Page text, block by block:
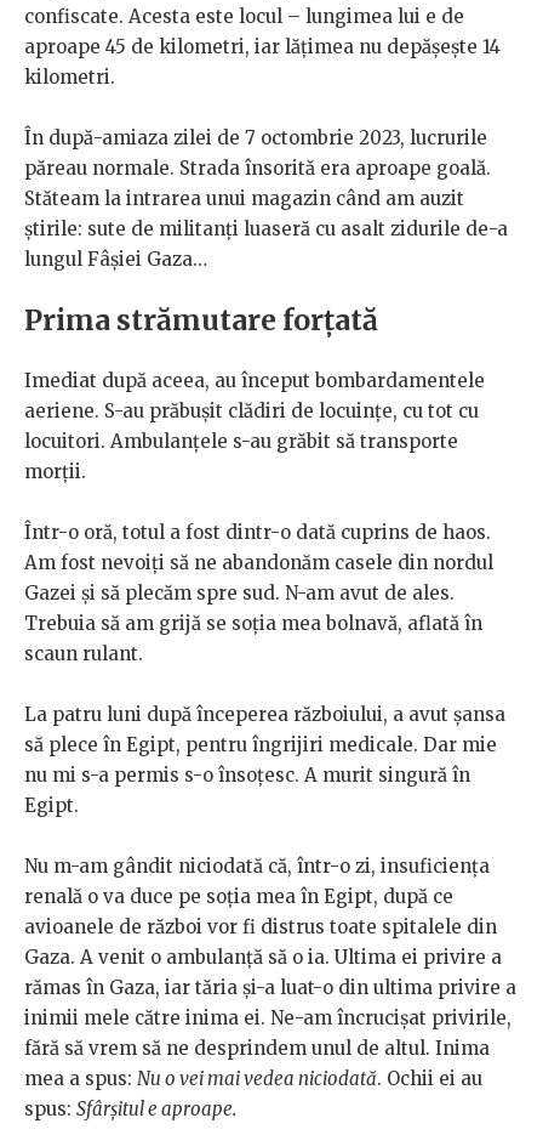
confiscate. Acesta este locul – lungimea lui e de
aproape 45 de kilometri, iar lățimea nu depășește 14
kilometri.
În după-amiaza zilei de 7 octombrie 2023, lucrurile
păreau normale. Strada însorită era aproape goală.
Stăteam la intrarea unui magazin când am auzit
știrile: sute de militanți luaseră cu asalt zidurile de-a
lungul Fâșiei Gaza…
Prima strămutare forțată
Imediat după aceea, au început bombardamentele
aeriene. S-au prăbușit clădiri de locuințe, cu tot cu
locuitori. Ambulanțele s-au grăbit să transporte
morții.
Într-o oră, totul a fost dintr-o dată cuprins de haos.
Am fost nevoiți să ne abandonăm casele din nordul
Gazei și să plecăm spre sud. N-am avut de ales.
Trebuia să am grijă se soția mea bolnavă, aflată în
scaun rulant.
La patru luni după începerea războiului, a avut șansa
să plece în Egipt, pentru îngrijiri medicale. Dar mie
nu mi s-a permis s-o însoțesc. A murit singură în
Egipt.
Nu m-am gândit niciodată că, într-o zi, insuficiența
renală o va duce pe soția mea în Egipt, după ce
avioanele de război vor fi distrus toate spitalele din
Gaza. A venit o ambulanță să o ia. Ultima ei privire a
rămas în Gaza, iar tăria și-a luat-o din ultima privire a
inimii mele către inima ei. Ne-am încrucișat privirile,
fără să vrem să ne desprindem unul de altul. Inima
mea a spus: Nu o vei mai vedea niciodată. Ochii ei au
spus: Sfârșitul e aproape.